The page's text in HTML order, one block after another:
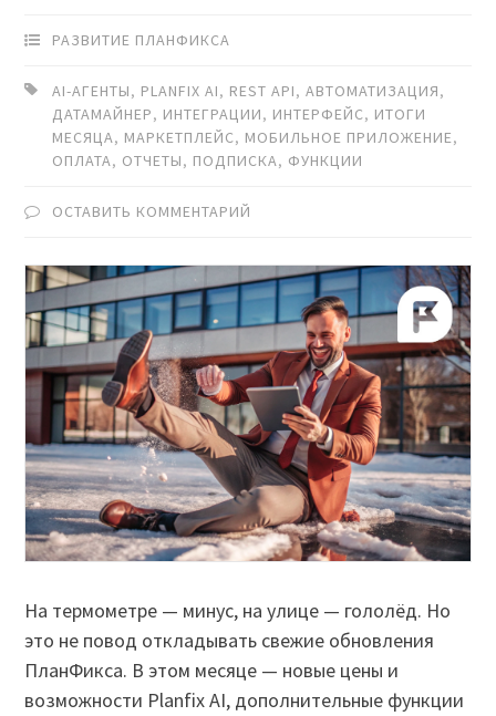
РАЗВИТИЕ ПЛАНФИКСА
AI-АГЕНТЫ, PLANFIX AI, REST API,АВТОМАТИЗАЦИЯ,
ДАТАМАЙНЕР, ИНТЕГРАЦИИ, ИНТЕРФЕЙС, ИТОГИ
МЕСЯЦА, МАРКЕТПЛЕЙС, МОБИЛЬНОЕ ПРИЛОЖЕНИЕ,
ОПЛАТА, ОТЧЕТЫ, ПОДПИСКА, ФУНКЦИИ
ОСТАВИТЬ КОММЕНТАРИЙ
На термометре — минус, на улице — гололёд. Но
это не повод откладывать свежие обновления
ПланФикса. В этом месяце — новые цены и
возможности Planfix AI, дополнительные функции